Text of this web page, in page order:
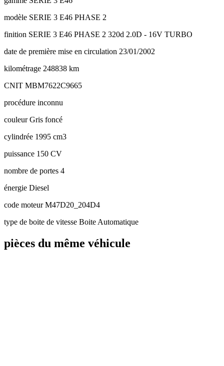
modèle SERIE 3 E46 PHASE 2
finition SERIE 3 E46 PHASE 2 320d 2.0D - 16V TURBO
date de première mise en circulation 23/01/2002
kilométrage 248838 km
CNIT MBM7622C9665
procédure inconnu
couleurGris foncé
cylindrée 1995 cm3
puissance 150 CV
nombre de portes 4
énergie Diesel
code moteurM47D20_204D4
type de boite de vitesse Boite Automatique
pièces du même véhicule